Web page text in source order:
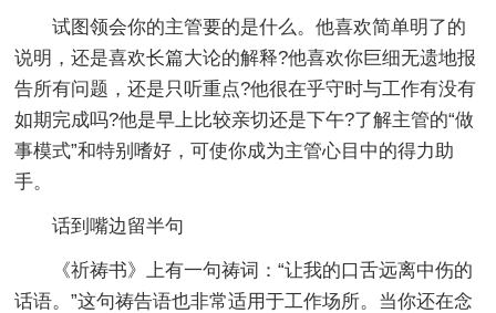
试图领会你的主管要的是什么。他喜欢简单明了的
说明，还是喜欢长篇大论的解释?他喜欢你巨细无遗地报
告所有问题，还是只听重点?他很在乎守时与工作有没有
如期完成吗?他是早上比较亲切还是下午?了解主管的“做
事模式”和特别嗜好，可使你成为主管心目中的得力助
手。
话到嘴边留半句
《祈祷书》上有一句祷词：“让我的口舌远离中伤的
话语。”这句祷告语也非常适用于工作场所。当你还在念